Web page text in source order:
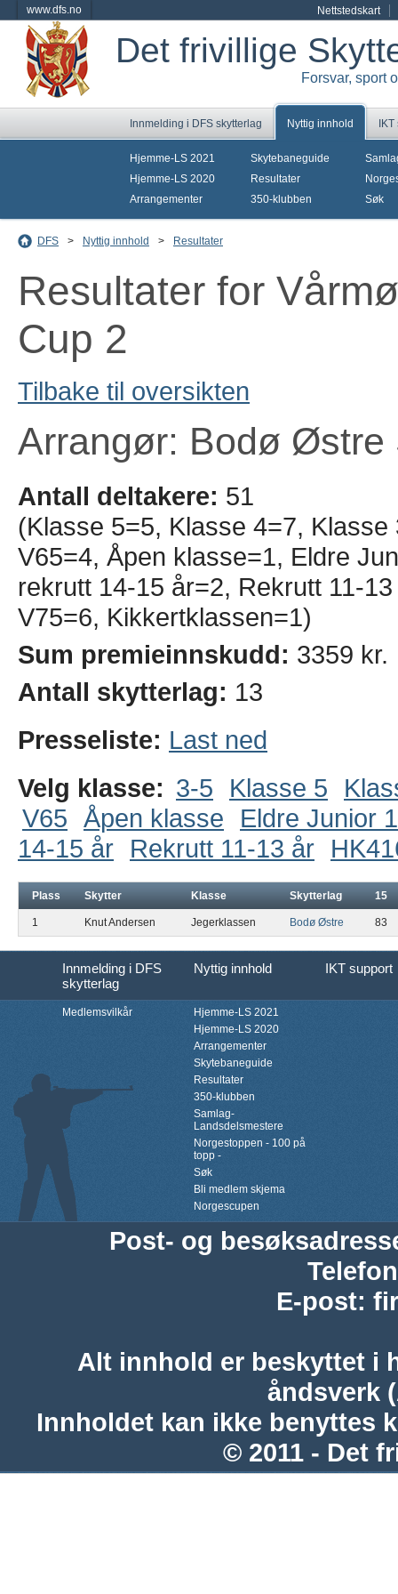
www.dfs.no Nettstedskart
Det frivillige
Forsvar, sport
Innmelding i DFS skytterlag Nyttig innhold
Hjemme-LS 2021
Hjemme-LS 2020
Arrangementer
Skytebaneguide
Resultater
350-klubben
Søk
DFS > Nyttig innhold > Resultater
Resultater for
Cup 2
Tilbake til oversikten
Arrangør: Bodø Østre
Antall deltakere: 51
(Klasse 5=5, Klasse 4=7,
V65=4, Åpen klasse=1, Eldre
rekrutt 14-15 år=2, Rekrutt 11-
V75=6, Kikkertklassen=1)
Sum premieinnskudd: 3359 kr.
Antall skytterlag: 13
Presseliste: Last ned
Velg klasse: 3-5 Klasse 5
V65 Åpen klasse
Eldre Junior
14-15 år
Rekrutt 11-13 år
Plass Skytter Klasse Skytterlag 15
1 Knut Andersen Jegerklassen Bodø Østre 83
Innmelding i DFS
skytterlag
Nyttig innhold IKT support
Medlemsvilkår
Hjemme-LS 2021
Hjemme-LS 2020
Arrangementer
Skytebaneguide
Resultater
350-klubben
Samlag-
Landsdelsmestere
Norgestoppen - 100 på
topp -
Søk
Bli medlem skjema
Norgescupen
Post- og
Telefon
E-post:
Alt innhold er beskyttet i
åndsverk
Innholdet kan ikke benyttes
© 2011 - Det